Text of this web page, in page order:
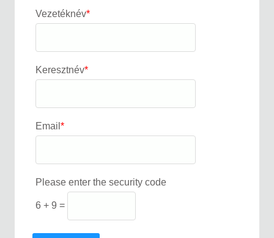
Vezetéknév*
Keresztnév*
Email *
Please enter the security code
6 + 9 =